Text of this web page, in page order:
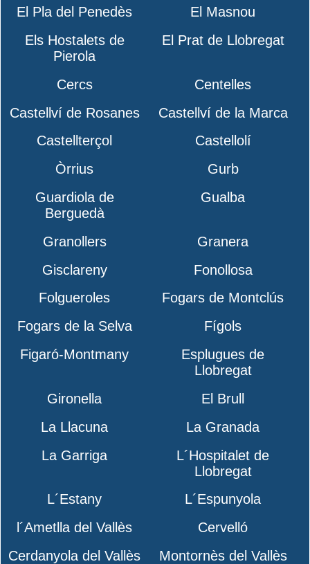
El Pla del Penedès
El Masnou
Els Hostalets de
Pierola
El Prat de Llobregat
Cercs
Centelles
Castellví de Rosanes
Castellví de la Marca
Castellterçol
Castellolí
Òrrius
Gurb
Guardiola de
Berguedà
Gualba
Granollers
Granera
Gisclareny
Fonollosa
Folgueroles
Fogars de Montclús
Fogars de la Selva
Fígols
Figaró-Montmany
Esplugues de
Llobregat
Gironella
El Brull
La Llacuna
La Granada
La Garriga
L´Hospitalet de
Llobregat
L´Estany
L´Espunyola
l´Ametlla del Vallès
Cervelló
Cerdanyola del Vallès
Montornès del Vallès